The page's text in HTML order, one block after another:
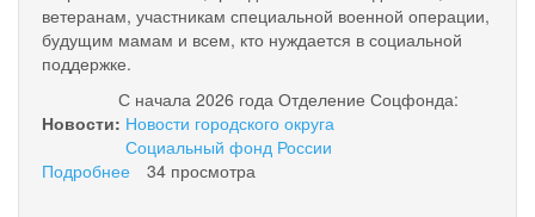
ветеранам, участникам специальной военной операции,
будущим мамам и всем, кто нуждается в социальной
поддержке.
С начала 2026 года Отделение Соцфонда:
Новости: Новости городского округа
Социальный фонд России
Подробнее
34 просмотра